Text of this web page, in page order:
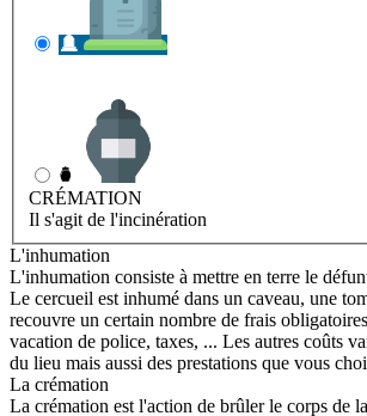
CRÉMATION
Il s'agit de l'incinération
L'inhumation
L'inhumation consiste à mettre en terre le
Le cercueil est inhumé dans un caveau, une
recouvre un certain nombre de frais
vacation de police, taxes, ... Les autres coûts
du lieu mais aussi des prestations que vous
La crémation
La crémation est l'action de brûler le corps de